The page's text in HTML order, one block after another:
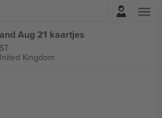
Aug 21 kaartjes
Kingdom